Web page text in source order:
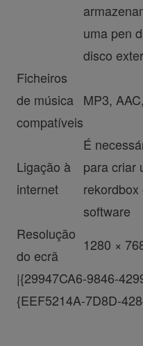
uma pen
disco
Ficheiros
de música
compatíveis
MP3,
Ligação à
internet
É
para criar
software
Resolução
do ecrã
1280 ×
|{29947CA6-9846-
{EEF5214A-7D8D-